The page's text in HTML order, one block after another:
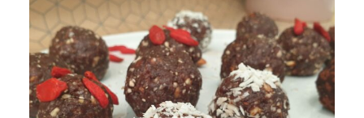
ARTICLES
YOGA
faire le quiz
Recherche